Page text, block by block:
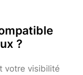
?
votre visibilité